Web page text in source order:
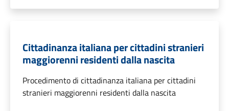
Cittadinanza italiana per cittadini stranieri
maggiorenni residenti dalla nascita
Procedimento di cittadinanza italiana per cittadini
stranieri maggiorenni residenti dalla nascita